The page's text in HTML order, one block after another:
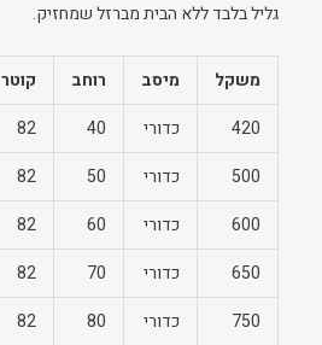
גליל בלבד ללא הבית מברזל שמחזיק.
משקל מיסב רוחב קוטר
420
כדורי 40
82
500
כדורי 50
82
600
כדורי 60
82
650
כדורי 70
82
750
כדורי 80
82